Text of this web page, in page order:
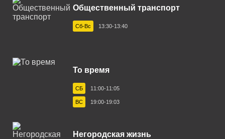
Егорьевск 87.7 FM
Екатеринбург 94.2 FM
Зеленогорск 102.1 FM
Златоуст 91.0 FM
Иваново 103.0 FM
Ижевск 105.3 FM
Общественный транспорт
Сб-Вс 13:30-13:40
То время
СБ 11:00-11:05
ВС 19:00-19:03
Негородская жизнь